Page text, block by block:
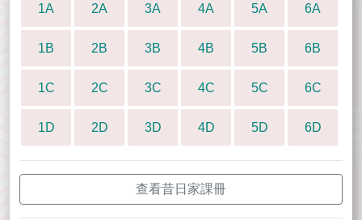
1A 2A 3A 4A 5A 6A
1B 2B 3B 4B 5B 6B
1C 2C 3C 4C 5C 6C
1D 2D 3D 4D 5D 6D
查看昔日家課冊